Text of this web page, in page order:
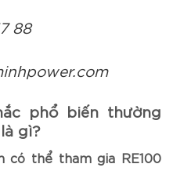
88
phổ biến thường
gì?
có thể tham gia RE100